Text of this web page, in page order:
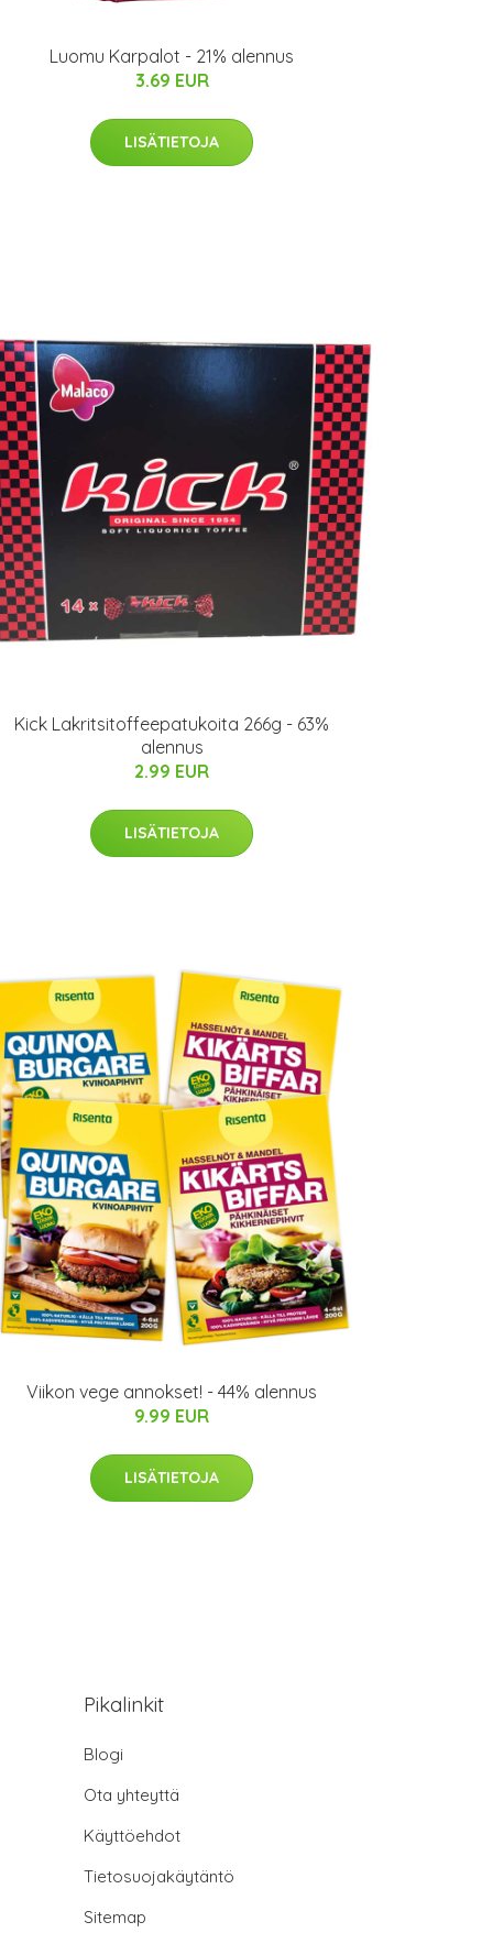
Luomu Karpalot - 21% alennus
3.69 EUR
LISÄTIETOJA
Kick Lakritsitoffeepatukoita 266g - 63%
alennus
2.99 EUR
LISÄTIETOJA
Viikon vege annokset! - 44% alennus
9.99 EUR
LISÄTIETOJA
Pikalinkit
Blogi
Ota yhteyttä
Käyttöehdot
Tietosuojakäytäntö
Sitemap